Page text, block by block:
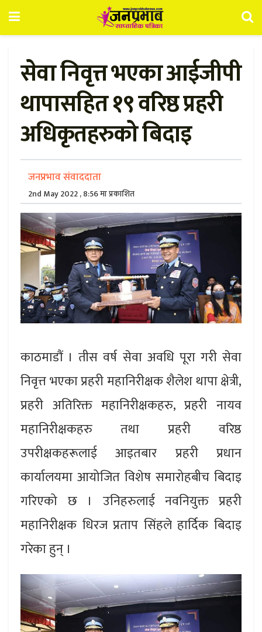
सेवा निवृत्त भएका आईजीपी
थापासहित १९ वरिष्ठ प्रहरी
अधिकृतहरुको बिदाइ
जनप्रभाव संवाददाता
2nd May 2022 , 8:56 मा प्रकाशित
काठमाडौं । तीस वर्ष सेवा अवधि पूरा गरी सेवा
निवृत्त भएका प्रहरी महानिरीक्षक शैलेश थापा क्षेत्री,
प्रहरी अतिरिक्त महानिरीक्षकहरु, प्रहरी नायव
महानिरीक्षकहरु तथा प्रहरी वरिष्ठ
उपरीक्षकहरूलाई आइतबार प्रहरी प्रधान
कार्यालयमा आयोजित विशेष समारोहबीच बिदाइ
गरिएको छ । उनिहरुलाई नवनियुक्त प्रहरी
महानिरीक्षक धिरज प्रताप सिंहले हार्दिक बिदाइ
गरेका हुन् ।